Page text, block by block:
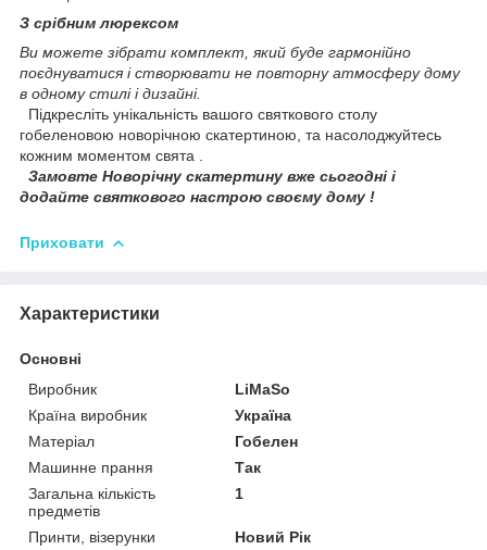
З срібним люрексом
Ви можете зібрати комплект, який буде гармонійно
поєднуватися і створювати не повторну атмосферу дому
в одному стилі і дизайні.
Підкресліть унікальність вашого святкового столу
гобеленовою новорічною скатертиною, та насолоджуйтесь
кожним моментом свята .
Замовте Новорічну скатертину вже сьогодні і
додайте святкового настрою своєму дому !
Приховати
Характеристики
Основні
Виробник
LiMaSo
Країна виробник
Україна
Матеріал
Гобелен
Машинне прання
Так
Загальна кількість
предметів
1
Принти, візерунки Новий Рік